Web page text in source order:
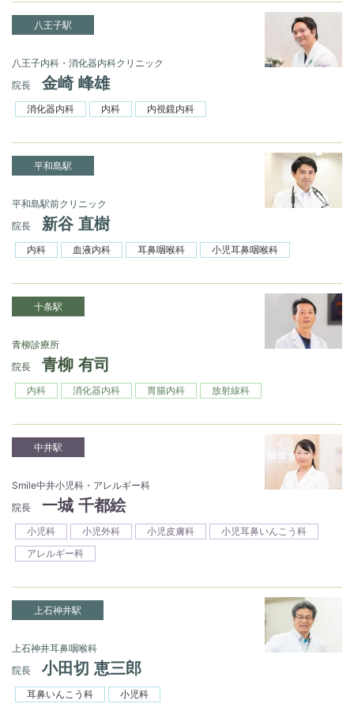
八王子駅
八王子内科・消化器内科クリニック
院長
金崎 峰雄
消化器内科 内科 内視鏡内科
平和島駅
平和島駅前クリニック
院長
新谷 直樹
内科 血液内科 耳鼻咽喉科 小児耳鼻咽喉科
十条駅
青柳診療所
院長
青柳 有司
内科 消化器内科 胃腸内科 放射線科
中井駅
Smile中井小児科・アレルギー科
院長
一城 千都絵
小児科 小児外科 小児皮膚科
小児耳鼻いんこう科
アレルギー科
上石神井駅
上石神井耳鼻咽喉科
院長
小田切 恵三郎
耳鼻いんこう科 小児科